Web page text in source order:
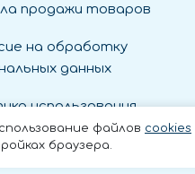
файлов cookies
браузера.
продажи товаров
на обработку
данных
использования